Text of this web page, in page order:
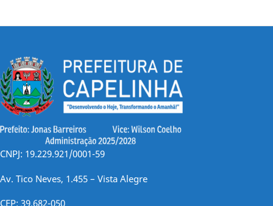
CNPJ: 19.229.921/0001-59
Av. Tico Neves, 1.455 – Vista Alegre
CEP: 39.682-050